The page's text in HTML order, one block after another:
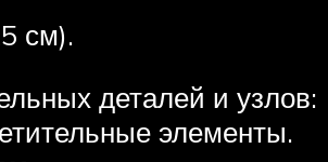
см).
деталей и узлов:
элементы.